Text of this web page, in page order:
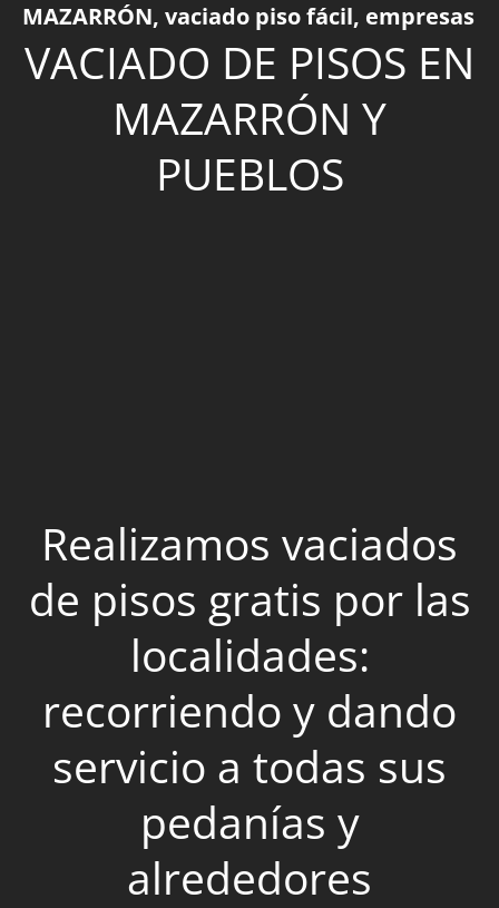
MAZARRÓN, vaciado piso fácil, empresas
VACIADO DE PISOS EN
MAZARRÓN Y
PUEBLOS
Realizamos vaciados
de pisos gratis por las
localidades:
recorriendo y dando
servicio a todas sus
pedanías y
alrededores